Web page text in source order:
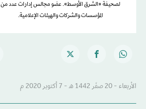
لصحيفة «الشرق الأوسط». عضو مجالس إدارات عدد من
المؤسسات والشركات والهيئات الإعلامية.
الأربعاء - 20 صفَر 1442 هـ - 7 أكتوبر 2020 م